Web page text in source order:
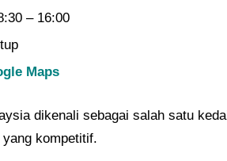
– 16:00
Maps
dikenali sebagai salah satu
kompetitif.